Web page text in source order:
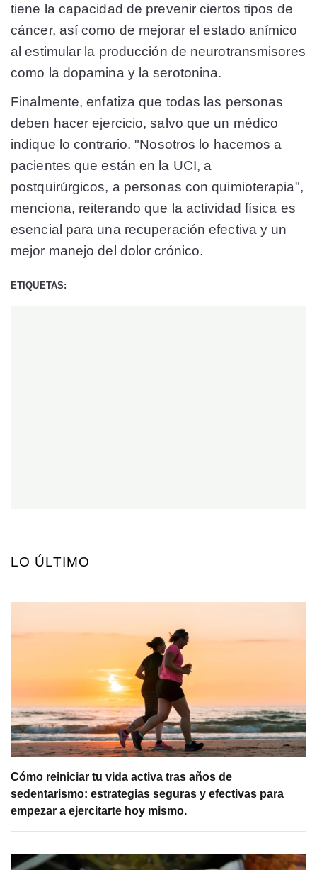
tiene la capacidad de prevenir ciertos tipos de
cáncer, así como de mejorar el estado anímico
al estimular la producción de neurotransmisores
como la dopamina y la serotonina.
Finalmente, enfatiza que todas las personas
deben hacer ejercicio, salvo que un médico
indique lo contrario. "Nosotros lo hacemos a
pacientes que están en la UCI, a
postquirúrgicos, a personas con quimioterapia",
menciona, reiterando que la actividad física es
esencial para una recuperación efectiva y un
mejor manejo del dolor crónico.
ETIQUETAS:
LO ÚLTIMO
Cómo reiniciar tu vida activa tras años de
sedentarismo: estrategias seguras y efectivas para
empezar a ejercitarte hoy mismo.